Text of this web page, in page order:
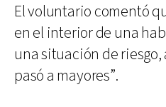
El voluntario comentó
en el interior de una
una situación de
pasó a mayores”.